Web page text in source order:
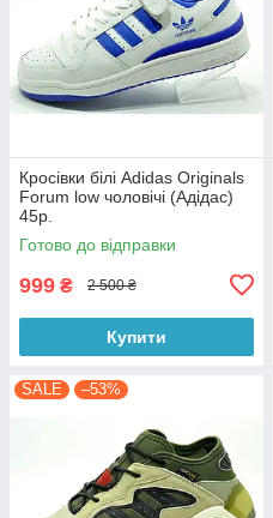
Кросівки білі Adidas Originals
Forum low чоловічі (Адідас)
45р.
Готово до відправки
999 ₴ 2 500 ₴
Купити
SALE –53%